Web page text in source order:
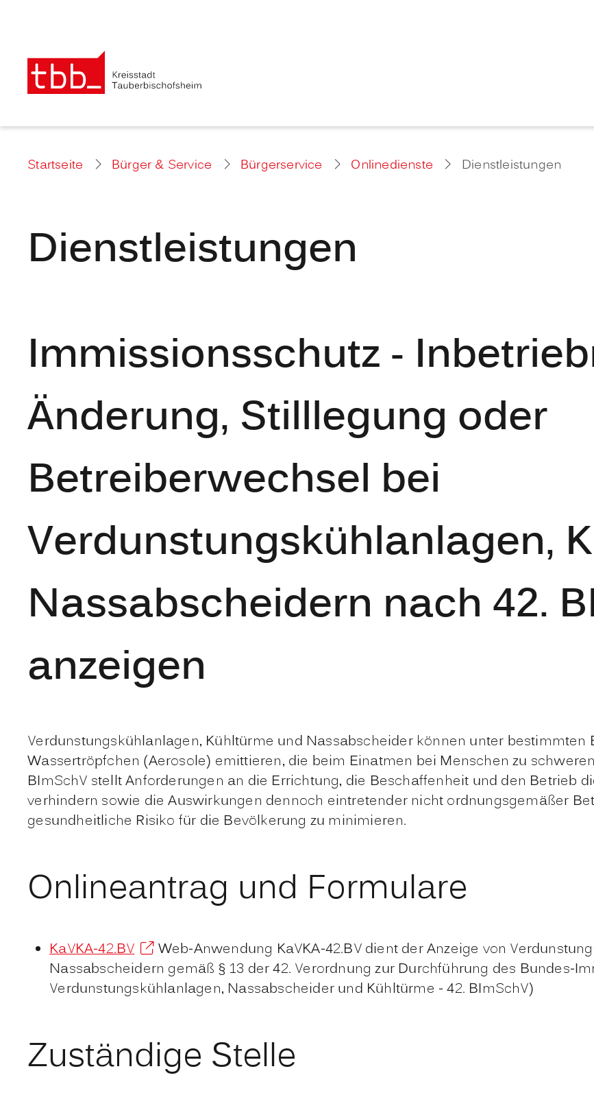
Startseite Bürger & Service Bürgerservice Onlinedienste Dienstleistungen
Dienstleistungen
Immissionsschutz -
Änderung, Stilllegung oder
Betreiberwechsel bei
Verdunstungskühlanlagen,
Nassabscheidern nach 42.
anzeigen
Verdunstungskühlanlagen, Kühltürme und Nassabscheider können unter
Wassertröpfchen (Aerosole) emittieren, die beim Einatmen bei Menschen zu
BImSchV stellt Anforderungen an die Errichtung, die Beschaffenheit und den Betrieb
verhindern sowie die Auswirkungen dennoch eintretender nicht ordnungsgemäßer
gesundheitliche Risiko für die Bevölkerung zu minimieren.
Onlineantrag und Formulare
KaVKA-42.BV
Web-Anwendung KaVKA-42.BV dient der Anzeige von
Nassabscheidern gemäß § 13 der 42. Verordnung zur Durchführung des Bundes-
Verdunstungskühlanlagen, Nassabscheider und Kühltürme - 42. BImSchV)
Zuständige Stelle